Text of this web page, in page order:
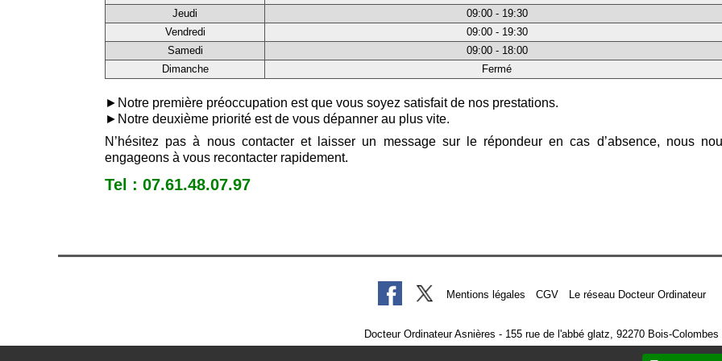
Jeudi
09:00 - 19:30
Vendredi
09:00 - 19:30
Samedi
09:00 - 18:00
Dimanche
Fermé
►Notre première préoccupation est que vous soyez satisfait de nos prestations.
►Notre deuxième priorité est de vous dépanner au plus vite.
N’hésitez pas à nous contacter et laisser un message sur le répondeur en cas d’absence, nous
engageons à vous recontacter rapidement.
Tel : 07.61.48.07.97
Mentions légales CGV Le réseau Docteur Ordinateur
Docteur Ordinateur Asnières - 155 rue de l'abbé glatz, 92270 Bois-Colombes